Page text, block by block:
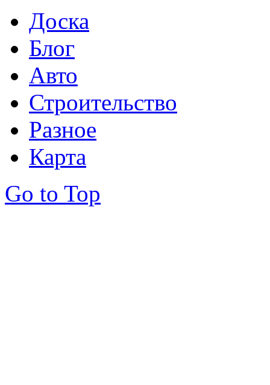
Доска
Блог
Авто
Строительство
Разное
Карта
Go to Top